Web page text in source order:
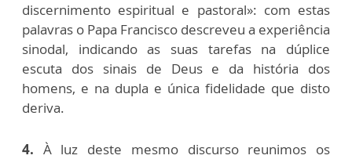
discernimento espiritual e pastoral»: com estas
palavras o Papa Francisco descreveu a experiência
sinodal, indicando as suas tarefas na dúplice
escuta dos sinais de Deus e da história dos
homens, e na dupla e única fidelidade que disto
deriva.
4. À luz deste mesmo discurso reunimos os